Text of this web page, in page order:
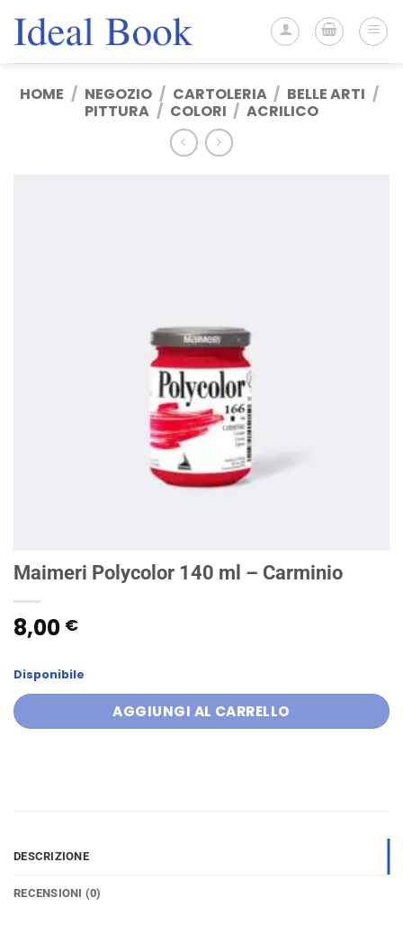
HOME / NEGOZIO / CARTOLERIA / BELLE ARTI /
PITTURA / COLORI / ACRILICO
Maimeri Polycolor 140 ml – Carminio
8,00 €
Disponibile
AGGIUNGI AL CARRELLO
DESCRIZIONE
RECENSIONI (0)